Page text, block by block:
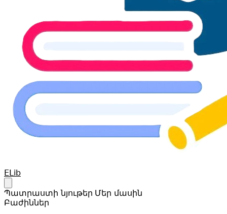
Your Company
ELib
Պատրաստի նյութեր Մեր մասին
Բաժիններ